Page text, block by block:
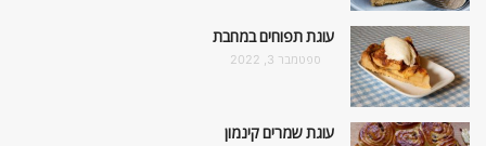
עוגת תפוחים במחבת
ספטמבר 3, 2022
עוגת שמרים קינמון